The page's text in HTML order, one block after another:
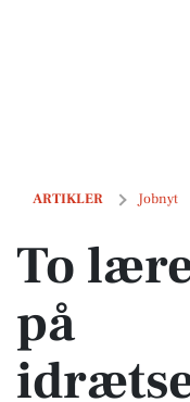
ARTIKLER Jobnyt
To lærerstillinger på
To
på